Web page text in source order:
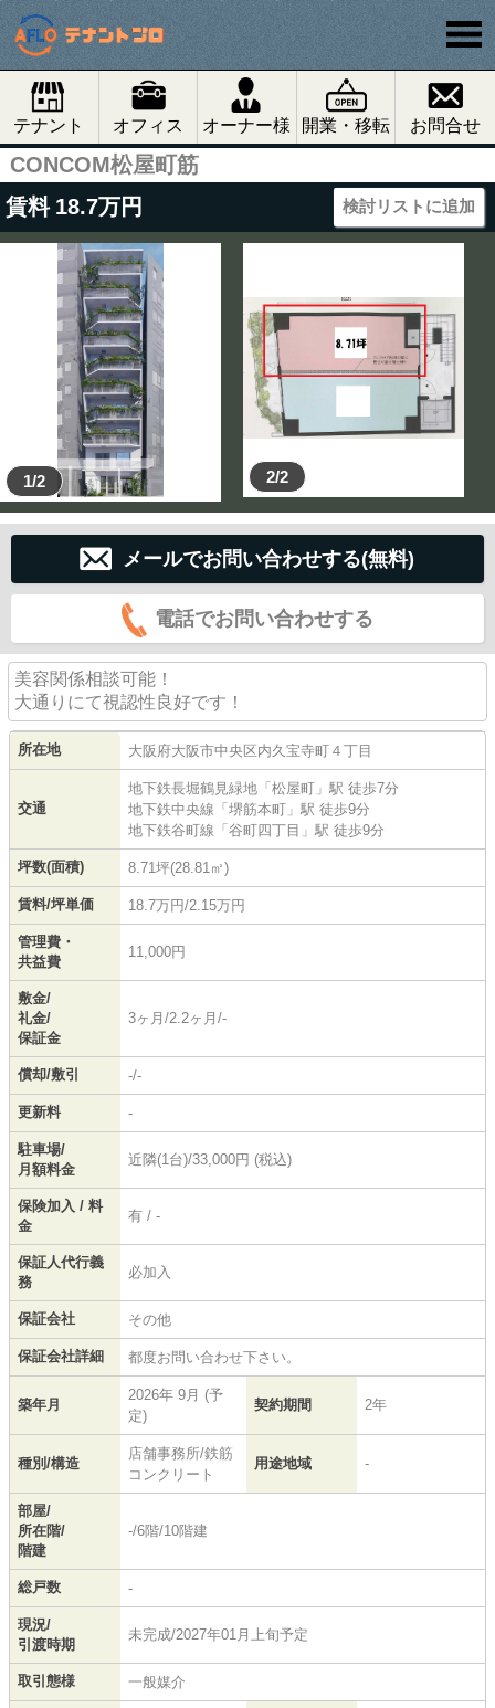
テナント オフィス オーナー様 開業・移転 お問合せ
CONCOM松屋町筋
賃料 18.7万円 検討リストに追加
1/2 2/2
メールでお問い合わせする(無料)
電話でお問い合わせする
美容関係相談可能！
大通りにて視認性良好です！
所在地 大阪府大阪市中央区内久宝寺町 ４丁目
交通
地下鉄長堀鶴見緑地 「松屋町 」駅 徒歩7分
地下鉄中央線 「堺筋本町 」駅 徒歩9分
地下鉄谷町線 「谷町四丁目 」駅 徒歩9分
坪数(面積) 8.71坪(28.81㎡)
賃料/坪単価 18.7万円/2.15万円
管理費・
共益費
11,000円
敷金/
礼金/
保証金
3ヶ月/2.2ヶ月/-
償却/敷引 -/-
更新料 -
駐車場/
月額料金
近隣(1台)/33,000円 (税込)
保険加入 / 料
金
有 / -
保証人代行義
務
必加入
保証会社 その他
保証会社詳細 都度お問い合わせ下さい。
築年月
2026年 9月 (予
定)
契約期間 2年
種別/構造
店舗事務所/鉄筋
コンクリート
用途地域 -
部屋/
所在階/
階建
-/6階/10階建
総戸数 -
現況/
引渡時期
未完成/2027年01月上旬予定
取引態様 一般媒介